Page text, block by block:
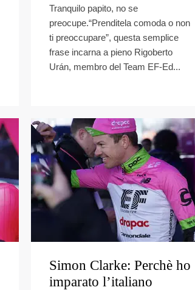
Tranquilo papito, no se
preocupe.“Prenditela comoda o non
ti preoccupare”, questa semplice
frase incarna a pieno Rigoberto
Urán, membro del Team EF-Ed...
Simon Clarke: Perchè ho
imparato l’italiano